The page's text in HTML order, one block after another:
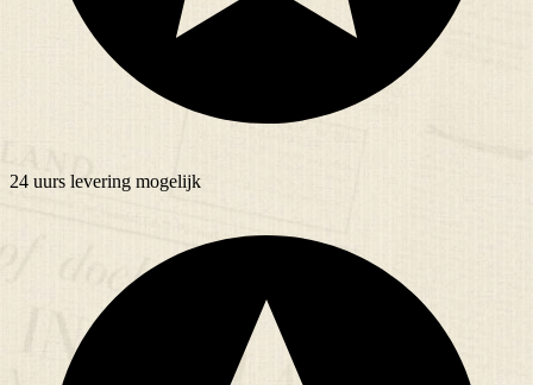
24 uurs levering mogelijk